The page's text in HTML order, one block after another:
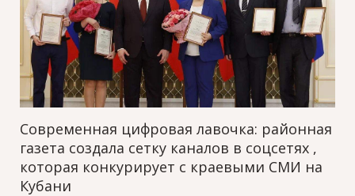
Современная цифровая лавочка: районная
газета создала сетку каналов в соцсетях ,
которая конкурирует с краевыми СМИ на
Кубани